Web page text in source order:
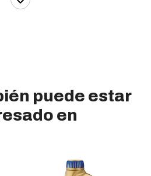
puede estar
en